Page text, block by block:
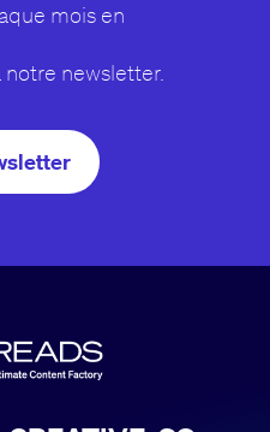
mois en
notre newsletter.